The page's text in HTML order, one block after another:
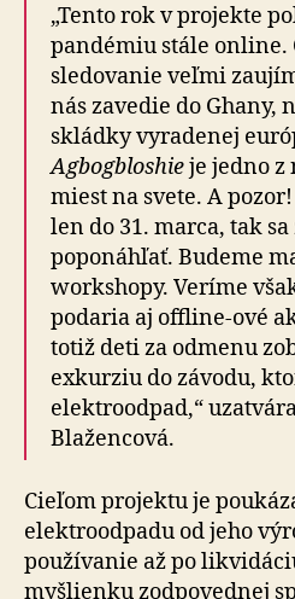
„Tento rok v projekte
pandémiu stále online.
sledovanie veľmi
nás zavedie do Ghany,
skládky vyradenej
Agbogbloshieje jedno z
miest na svete. A
len do 31. marca, tak
poponáhľať. Budeme
workshopy. Veríme
podaria aj offline-ové
totiž deti za odmenu
exkurziu do závodu,
elektroodpad,“
Blažencová.
Cieľom projektu je
elektroodpadu od jeho
používanie až po
myšlienku zodpovednej